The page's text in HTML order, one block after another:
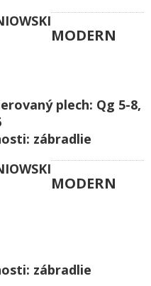
MODERN
plech: Qg 5-8,
zábradlie
MODERN
zábradlie